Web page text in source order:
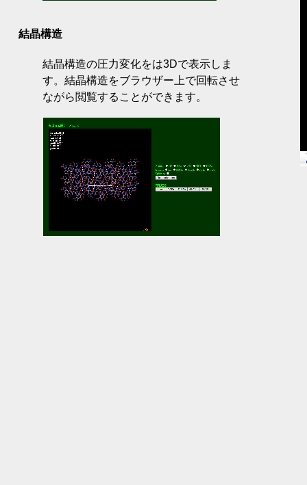
結晶構造
結晶構造の圧力変化をは3Dで表示しま
す。結晶構造をブラウザー上で回転させ
ながら閲覧することができます。